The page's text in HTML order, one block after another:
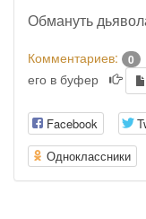
Обмануть
Комментариев: 0
его в буфер
Facebook
Одноклассники